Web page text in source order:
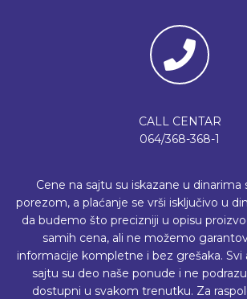
CALL CENTAR
064/368-368-1
Cene na sajtu su iskazane u dinarima
porezom, a plaćanje se vrši isključivo u
da budemo što precizniji u opisu
samih cena, ali ne možemo
informacije kompletne i bez grešaka. Svi
sajtu su deo naše ponude i ne
dostupni u svakom trenutku. Za